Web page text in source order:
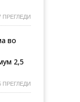
ПРЕГЛЕДИ
во
2,5
ПРЕГЛЕДИ